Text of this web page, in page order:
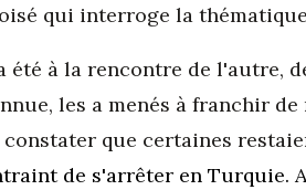
qui interroge la
été à la rencontre de l'autre,
les a menés à franchir
que certaines
de s'arrêter en Turquie.